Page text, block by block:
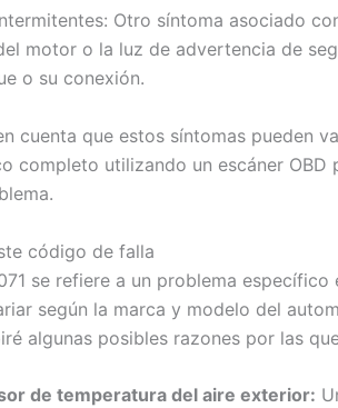
Otro síntoma asociado
motor o la luz de advertencia de
o su conexión.
cuenta que estos síntomas pueden
completo utilizando un escáner
código de falla
se refiere a un problema
según la marca y modelo del
algunas posibles razones por las
de temperatura del aire exterior: